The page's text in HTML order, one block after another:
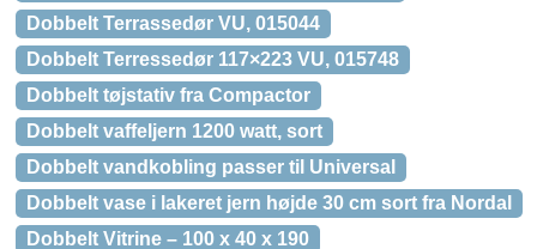
Dobbelt Terrassedør VU, 015044
Dobbelt Terressedør 117×223 VU, 015748
Dobbelt tøjstativ fra Compactor
Dobbelt vaffeljern 1200 watt, sort
Dobbelt vandkobling passer til Universal
Dobbelt vase i lakeret jern højde 30 cm sort fra Nordal
Dobbelt Vitrine – 100 x 40 x 190